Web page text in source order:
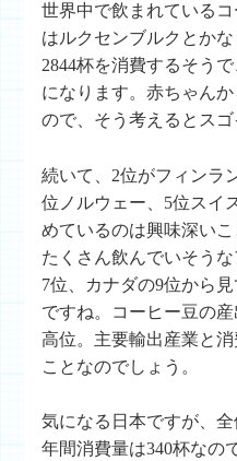
世界中で飲まれている
はルクセンブルクとか
2844杯を消費するそう
になります。赤ちゃん
ので、そう考えるとスゴ
続いて、2位がフィンラ
位ノルウェー、5位スイ
めているのは興味深いこ
たくさん飲んでいそう
7位、カナダの9位から
ですね。コーヒー豆の
高位。主要輸出産業と
ことなのでしょう。
気になる日本ですが、
年間消費量は340杯なの